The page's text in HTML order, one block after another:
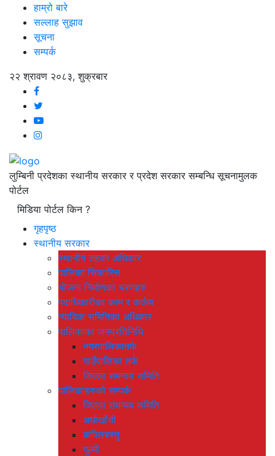
हाम्रो बारे
सल्लाह सुझाव
सूचना
सम्पर्क
२२ श्रावण २०८३, शुक्रबार
लुम्बिनी प्रदेशका स्थानीय सरकार र प्रदेश सरकार सम्बन्धि सूचनामुलक
पोर्टल
मिडिया पोर्टल किन ?
गृहपृष्ठ
स्थानीय सरकार
स्थानीय तहका अधिकार
पालिका सिफारिस
योजना निर्माणका चरणहरु
पदाधिकारीका काम र कर्तव्य
न्यायिक समितिका अधिकार
पालिकाका जनप्रतिनिधि
नगरपालिकातर्फ
गाउँपालिका तर्फ
जिल्ला समन्वय समिति
पालिकाहरुको सम्पर्क
जिल्ला समन्यव समिति
अर्घाखाँची
कपिलबस्तु
गुल्मी